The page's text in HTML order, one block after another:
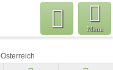
Menu
Österreich